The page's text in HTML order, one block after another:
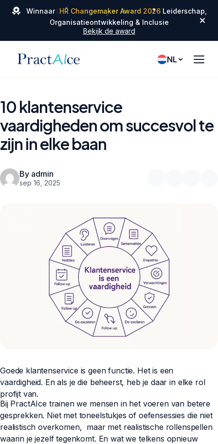
Winnaar HR Changemaker Award 2026
✦
✦ ✦ Leiderschap,
Organisatieontwikkeling & Inclusie
Bekijk de award
NL
10 klantenservice
vaardigheden om succesvol te
zijn in elke baan
By admin
sep 16, 2025
Goede klantenservice is geen functie. Het is een
vaardigheid. En als je die beheerst, heb je daar in elke rol
profijt van.
Bij PractAIce trainen we mensen in het voeren van betere
gesprekken. Niet met toneelstukjes of oefensessies die niet
realistisch overkomen, maar met realistische rollenspellen
waarin je jezelf tegenkomt. En wat we telkens opnieuw